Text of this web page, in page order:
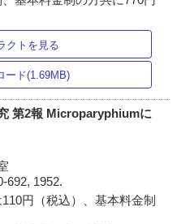
クトを見る
ード(1.69MB)
第2報 Microparyphiumに
692, 1952.
円（税込）、基本料金制